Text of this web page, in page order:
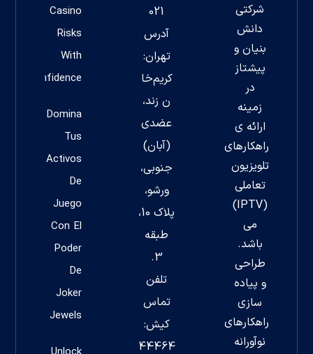
شرکتی
دانش
بنیان و
پیشتاز
در
زمینه
ارائه ی
راهکارهای
تلویزیون
تعاملی
(IPTV)
می
باشد.
طراحی
و پیاده
سازی
راهکارهای
نوآورانه
021
آدرس
تهران:
کریم‌خا
ن زند،
عضدی
(آبان)
جنوبی،
ورشو،
پلاک 10،
طبقه
3.
تلفن
تماس
کیش:
44464
Casino
Risks
With
Confidence
Domina
Tus
Activos
De
Juego
Con El
Poder
De
Joker
Jewels